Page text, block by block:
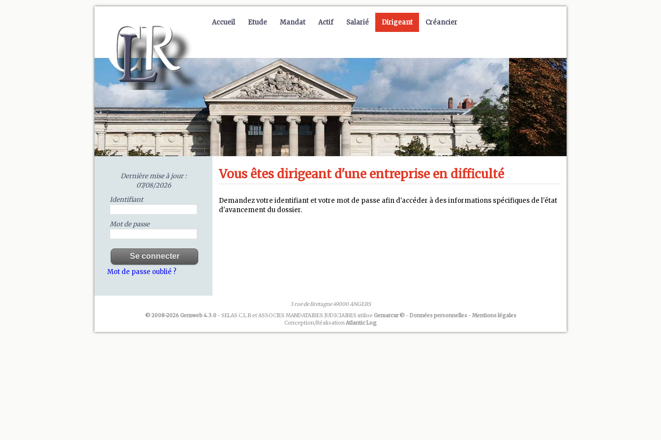
Accueil Etude Mandat Actif Salarié Dirigeant Créancier
Dernière mise à jour :
07/08/2026
Identifiant
Mot de passe
Mot de passe oublié ?
Vous êtes dirigeant d'une entreprise en difficulté
Demandez votre identifiant et votre mot de passe afin d'accéder à des informations spécifiques de l'état
d'avancement du dossier.
3 rue de Bretagne 49000 ANGERS
© 2008-2026 Gemweb 4.3.0- SELAS C.L.R et ASSOCIES MANDATAIRES JUDICIAIRES utilise Gemarcur ©- Données personnelles- Mentions légales
Conception/RéalisationAtlantic Log